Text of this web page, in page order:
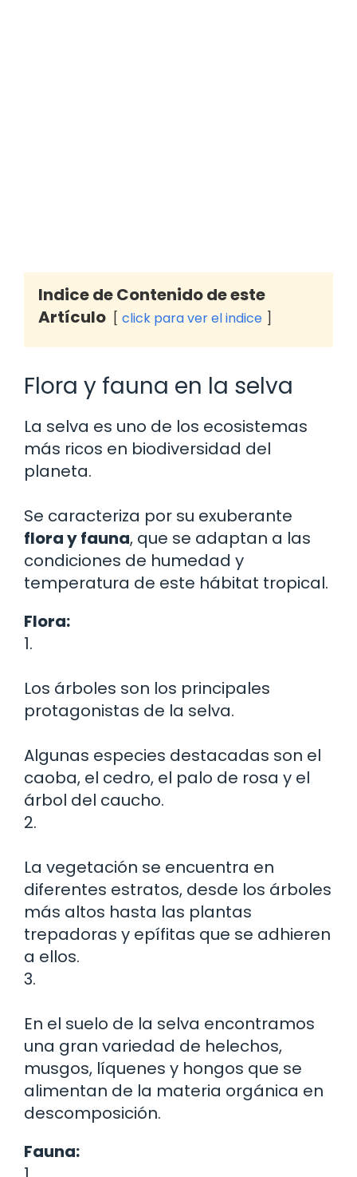
Indice de Contenido de este
Artículo
click para ver el indice
Flora y fauna en la selva
La selva es uno de los ecosistemas
más ricos en biodiversidad del
planeta.
Se caracteriza por su exuberante
flora y fauna, que se adaptan a las
condiciones de humedad y
temperatura de este hábitat tropical.
Flora:
1.
Los árboles son los principales
protagonistas de la selva.
Algunas especies destacadas son el
caoba, el cedro, el palo de rosa y el
árbol del caucho.
2.
La vegetación se encuentra en
diferentes estratos, desde los árboles
más altos hasta las plantas
trepadoras y epífitas que se adhieren
a ellos.
3.
En el suelo de la selva encontramos
una gran variedad de helechos,
musgos, líquenes y hongos que se
alimentan de la materia orgánica en
descomposición.
Fauna: